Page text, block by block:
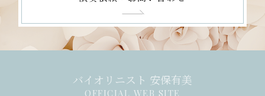
バイオリニスト 安保有美
OFFICIAL WEB SITE